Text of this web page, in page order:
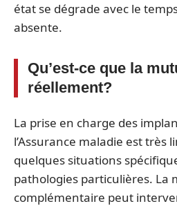
état se dégrade avec le
absente.
Qu’est-ce que la
réellement?
La prise en charge des
l’Assurance maladie est très
quelques situations
pathologies particulières. La
complémentaire peut